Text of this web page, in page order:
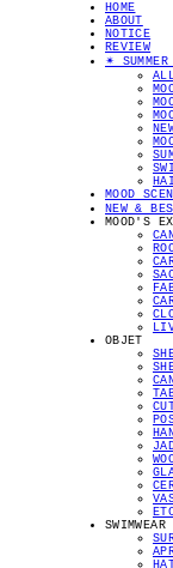
HOME
ABOUT
NOTICE
REVIEW
✴︎
MOOD
NEW &
MOOD'S
OBJET
SWIMWEAR